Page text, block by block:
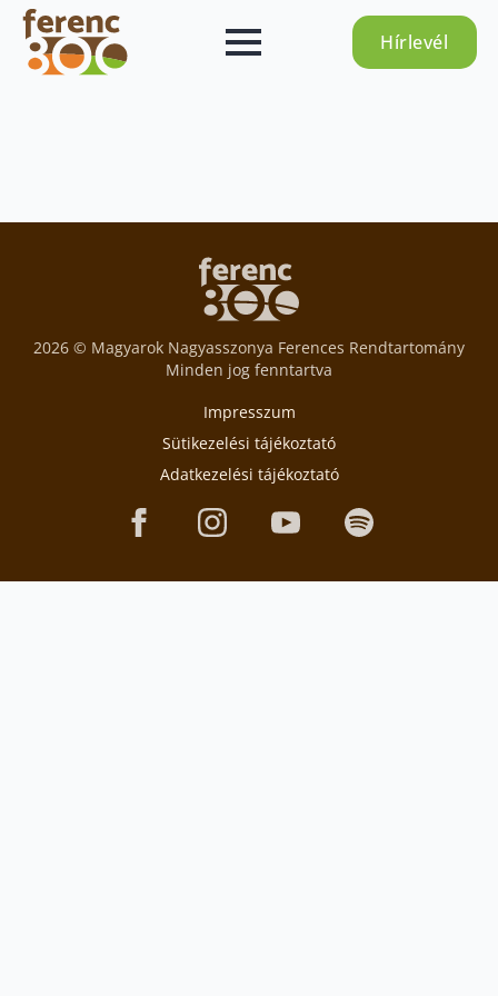
Hírlevél
2026 © Magyarok Nagyasszonya Ferences Rendtartomány
Minden jog fenntartva
Impresszum
Sütikezelési tájékoztató
Adatkezelési tájékoztató